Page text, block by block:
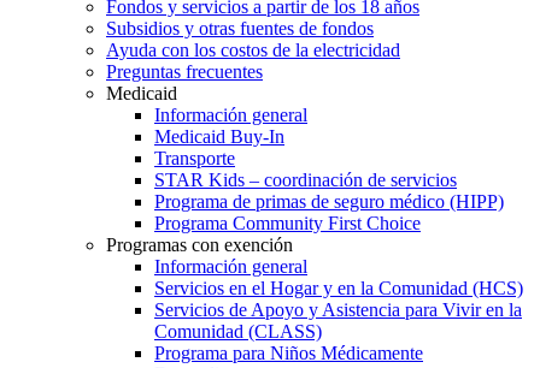
Fondos y servicios a partir de los 18 años
Subsidios y otras fuentes de fondos
Ayuda con los costos de la electricidad
Preguntas frecuentes
Medicaid
Información general
Medicaid Buy-In
Transporte
STAR Kids – coordinación de servicios
Programa de primas de seguro médico (HIPP)
Programa Community First Choice
Programas con exención
Información general
Servicios en el Hogar y en la Comunidad (HCS)
Servicios de Apoyo y Asistencia para Vivir en la
Comunidad (CLASS)
Programa para Niños Médicamente